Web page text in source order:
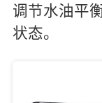
调节水油平
状态。